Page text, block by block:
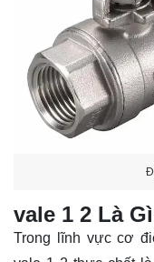
vale 1 2 Là
Trong lĩnh vực cơ